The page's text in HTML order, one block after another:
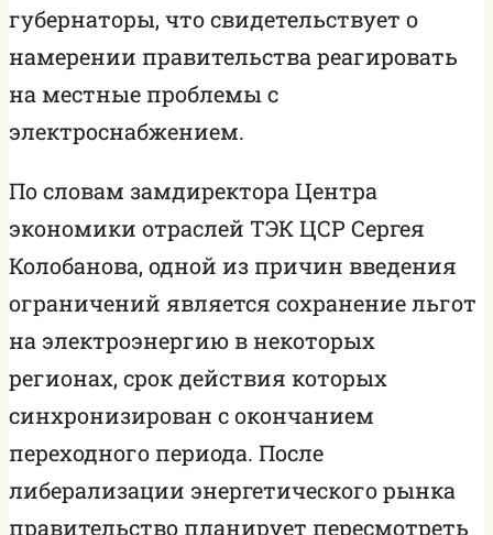
губернаторы, что свидетельствует о
намерении правительства реагировать
на местные проблемы с
электроснабжением.
По словам замдиректора Центра
экономики отраслей ТЭК ЦСР Сергея
Колобанова, одной из причин введения
ограничений является сохранение льгот
на электроэнергию в некоторых
регионах, срок действия которых
синхронизирован с окончанием
переходного периода. После
либерализации энергетического рынка
правительство планирует пересмотреть